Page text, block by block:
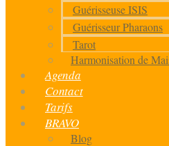
Guérisseuse ISIS
Guérisseur Pharaons
Tarot
Harmonisation de
Agenda
Contact
Tarifs
BRAVO
Blog